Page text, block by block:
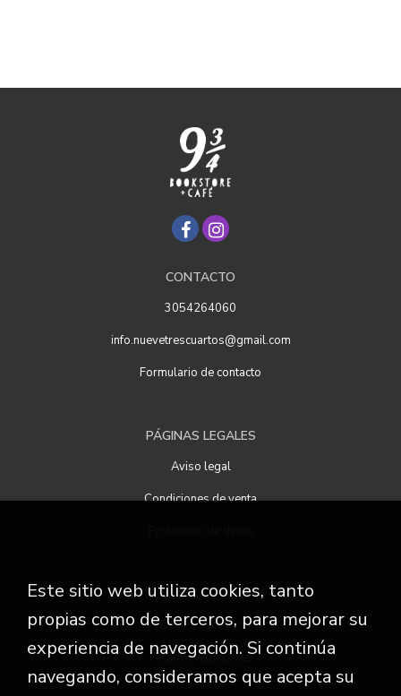
CONTACTO
3054264060
info.nuevetrescuartos@gmail.com
Formulario de contacto
PÁGINAS LEGALES
Aviso legal
Condiciones de venta
ATENCIÓN AL CLIENTE
Quiénes somos
Pedidos especiales
Este sitio web utiliza cookies, tanto
propias como de terceros, para mejorar su
experiencia de navegación. Si continúa
navegando, consideramos que acepta su